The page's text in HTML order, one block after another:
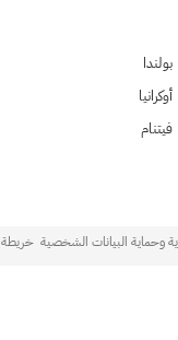
بولندا
أوكرانيا
فيتنام
وحماية البيانات الشخصية خريطة